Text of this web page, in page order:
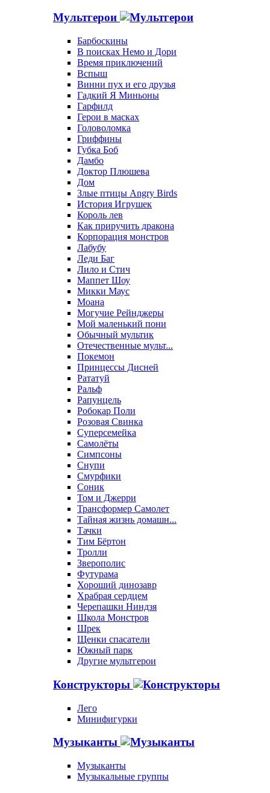
Мультгерои
Барбоскины
В поисках Немо и Дори
Время приключений
Вспыш
Винни пух и его друзья
Гадкий Я Миньоны
Гарфилд
Герои в масках
Головоломка
Гриффины
Губка Боб
Дамбо
Доктор Плюшева
Дом
Злые птицы Angry Birds
История Игрушек
Король лев
Как приручить дракона
Корпорация монстров
Лабубу
Леди Баг
Лило и Стич
Маппет Шоу
Микки Маус
Моана
Могучие Рейнджеры
Мой маленький пони
Обычный мультик
Отечественные мульт...
Покемон
Принцессы Дисней
Рататуй
Ральф
Рапунцель
Робокар Поли
Розовая Свинка
Суперсемейка
Самолёты
Симпсоны
Снупи
Смурфики
Соник
Том и Джерри
Трансформер Самолет
Тайная жизнь домашн...
Тачки
Тим Бёртон
Тролли
Зверополис
Футурама
Хороший динозавр
Храбрая сердцем
Черепашки Ниндзя
Школа Монстров
Шрек
Щенки спасатели
Южный парк
Другие мультгерои
Конструкторы
Лего
Минифигурки
Музыканты
Музыканты
Музыкальные группы